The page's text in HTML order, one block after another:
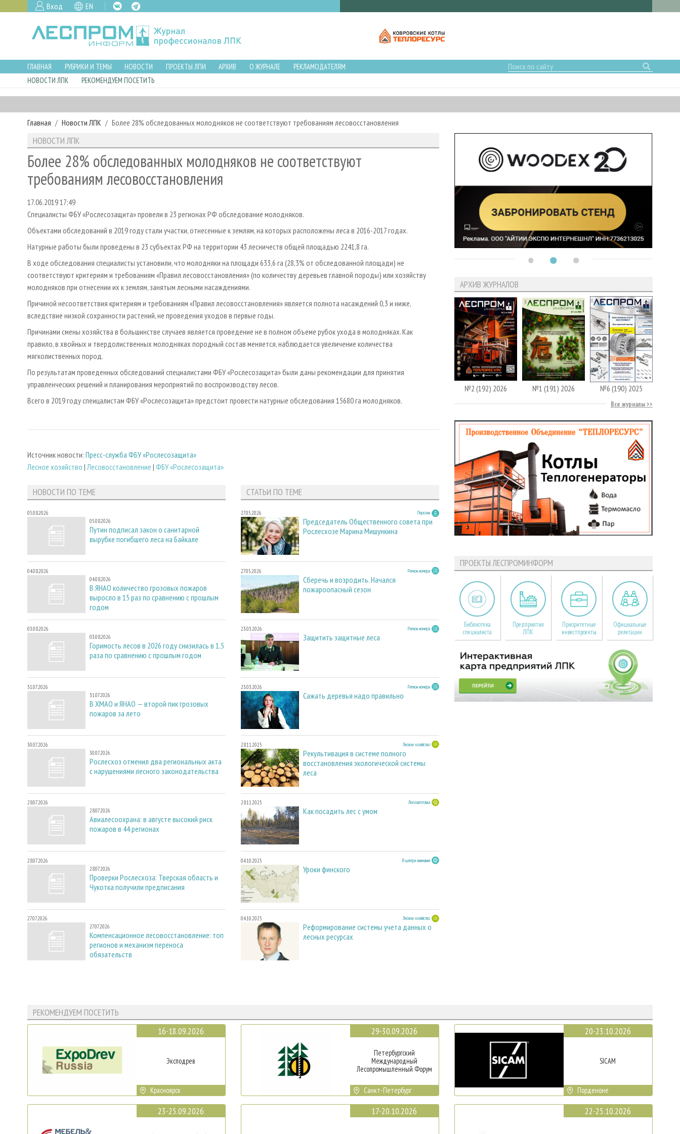
Вход EN
ГЛАВНАЯ РУБРИКИ И ТЕМЫ НОВОСТИ ПРОЕКТЫ ЛПИ АРХИВ О ЖУРНАЛЕ
РЕКЛАМОДАТЕЛЯМ
НОВОСТИ ЛПК
РЕКОМЕНДУЕМ ПОСЕТИТЬ
Главная Новости ЛПК Более 28% обследованных молодняков не соответствуют требованиям лесовосстановления
НОВОСТИ ЛПК
Более 28% обследованных молодняков не соответствуют
требованиям лесовосстановления
17.06.2019 17:49
Специалисты ФБУ «Рослесозащита» провели в 23 регионах РФ обследование молодняков.
Объектами обследований в 2019 году стали участки, отнесенные к землям, на которых расположены леса в 2016-2017 годах.
Натурные работы были проведены в 23 субъектах РФ на территории 43 лесничеств общей площадью 2241,8 га.
В ходе обследования специалисты установили, что молодняки на площади 633,6 га (28,3% от обследованной площади) не
соответствуют критериям и требованиям «Правил лесовосстановления» (по количеству деревьев главной породы) или хозяйству
молодняков при отнесении их к землям, занятым лесными насаждениями.
Причиной несоответствия критериям и требованиям «Правил лесовосстановления» является полнота насаждений 0,3 и ниже,
вследствие низкой сохранности растений, не проведения уходов в первые годы.
Причинами смены хозяйства в большинстве случаев является проведение не в полном объеме рубок ухода в молодняках. Как
правило, в хвойных и твердолиственных молодняках породный состав меняется, наблюдается увеличение количества
мягколиственных пород.
По результатам проведенных обследований специалистами ФБУ «Рослесозащита» были даны рекомендации для принятия
управленческих решений и планирования мероприятий по воспроизводству лесов.
Всего в 2019 году спеицалистам ФБУ «Рослесозащита» предстоит провести натурные обследования 15680 га молодняков.
Источник новости: Пресс-служба ФБУ «Рослесозащита»
Лесное хозяйство | Лесовосстановление | ФБУ «Рослесозащита»
НОВОСТИ ПО ТЕМЕ
05.08.2026
05.08.2026
Путин подписал закон о санитарной
вырубке погибшего леса на Байкале
04.08.2026
04.08.2026
В ЯНАО количество грозовых пожаров
выросло в 15 раз по сравнению с прошлым
годом
03.08.2026
03.08.2026
Горимость лесов в 2026 году снизилась в 1,5
раза по сравнению с прошлым годом
31.07.2026
31.07.2026
В ХМАО и ЯНАО — второй пик грозовых
пожаров за лето
30.07.2026
30.07.2026
Рослесхоз отменил два региональных акта
с нарушениями лесного законодательства
28.07.2026
28.07.2026
Авиалесоохрана: в августе высокий риск
пожаров в 44 регионах
28.07.2026
28.07.2026
Проверки Рослесхоза: Тверская область и
Чукотка получили предписания
27.07.2026
27.07.2026
Компенсационное лесовосстановление: топ
регионов и механизм переноса
обязательств
СТАТЬИ ПО ТЕМЕ
27.05.2026 Персона
Председатель Общественного совета при
Рослесхозе Марина Мишункина
27.05.2026 Регион номера
Сберечь и возродить. Начался
пожароопасный сезон
23.03.2026 Регион номера
Защитить защитные леса
23.03.2026 Регион номера
Сажать деревья надо правильно
28.11.2025 Лесное хозяйство
Рекультивация в системе полного
восстановления экологической системы
леса
28.11.2025 Лесозаготовка
Как посадить лес с умом
04.10.2025 В центре внимания
Уроки финского
04.10.2025 Лесное хозяйство
Реформирование системы учета данных о
лесных ресурсах
АРХИВ ЖУРНАЛОВ
№2 (192) 2026 №1 (191) 2026 №6 (190) 2025
Все журналы
ПРОЕКТЫ ЛЕСПРОМИНФОРМ
Библиотека
специалиста
Предприятия
ЛПК
Приоритетные
инвестпроекты
Официальные
делегации
РЕКОМЕНДУЕМ ПОСЕТИТЬ
16-18.09.2026
Эксподрев
Красноярск
23-25.09.2026
29-30.09.2026
Петербургский
Международный
Лесопромышленный Форум
Санкт-Петербург
17-20.10.2026
20-23.10.2026
SICAM
Порденоне
22-25.10.2026